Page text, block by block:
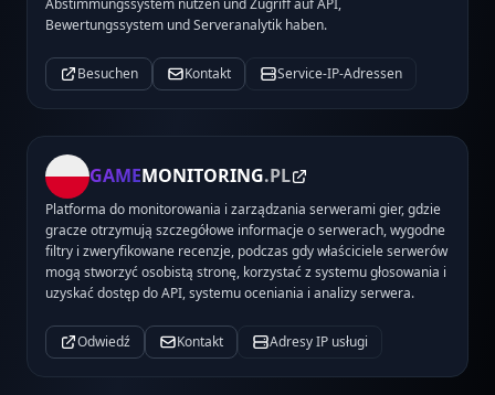
Abstimmungssystem nutzen und Zugriff auf API,
Bewertungssystem und Serveranalytik haben.
Besuchen Kontakt Service-IP-Adressen
GAMEMONITORING.PL
Platforma do monitorowania i zarządzania serwerami gier, gdzie
gracze otrzymują szczegółowe informacje o serwerach, wygodne
filtry i zweryfikowane recenzje, podczas gdy właściciele serwerów
mogą stworzyć osobistą stronę, korzystać z systemu głosowania i
uzyskać dostęp do API, systemu oceniania i analizy serwera.
Odwiedź Kontakt Adresy IP usługi